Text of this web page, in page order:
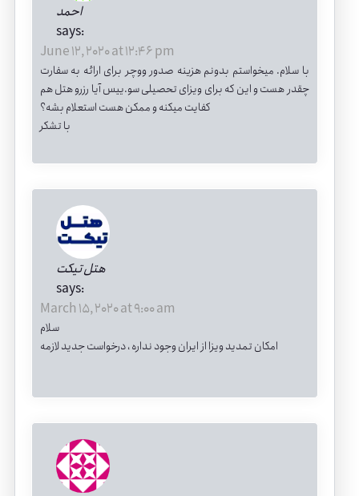
احمد
says:
June 12, 2020 at 12:46 pm
با سلام. میخواستم بدونم هزینه صدور ووچر برای ارائه به سفارت
چقدر هست و این که برای ویزای تحصیلی سو.ییس آیا رزرو هتل هم
کفایت میکنه و ممکن هست استعلام بشه؟
با تشکر
هتل تیکت
says:
March 15, 2020 at 9:00 am
سلام
امکان تمدید ویزا از ایران وجود نداره ، درخواست جدید لازمه